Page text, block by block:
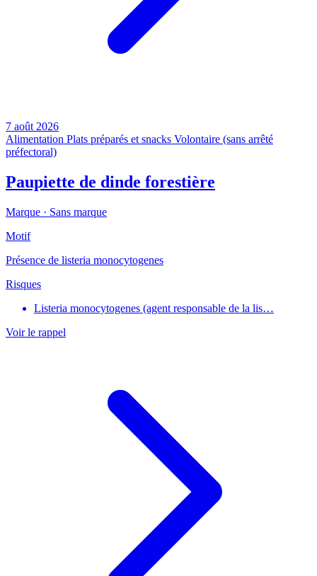
7 août 2026
Alimentation Plats préparés et snacks Volontaire (sans arrêté
préfectoral)
Paupiette de dinde forestière
Marque · Sans marque
Motif
Présence de listeria monocytogenes
Risques
Listeria monocytogenes (agent responsable de la lis…
Voir le rappel